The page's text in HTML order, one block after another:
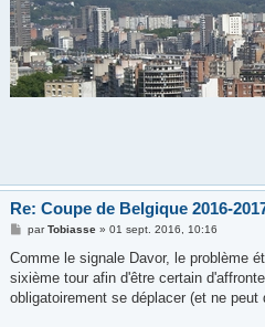
Re: Coupe de Belgique 2016-
M
s
a
g
parTobiasse »01 sept. 2016, 10:16
Comme le signale Davor, le problème
sixième tour afin d'être certain
obligatoirement se déplacer (et ne